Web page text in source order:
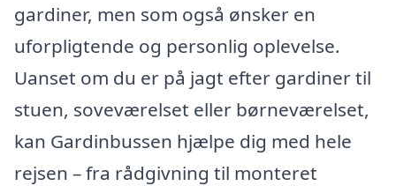
gardiner, men som også ønsker en
uforpligtende og personlig oplevelse.
Uanset om du er på jagt efter gardiner til
stuen, soveværelset eller børneværelset,
kan Gardinbussen hjælpe dig med hele
rejsen – fra rådgivning til monteret